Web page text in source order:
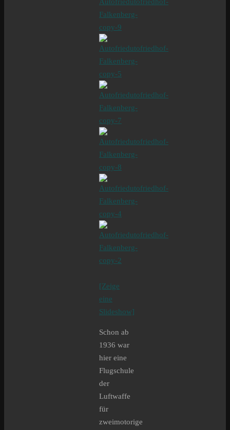
[Zeige
eine
Slideshow]
Schon ab
1936 war
hier eine
Flugschule
der
Luftwaffe
für
zweimotorige